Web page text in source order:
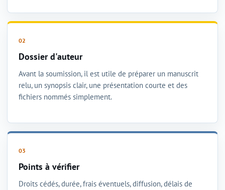
Dossier d'auteur
Avant la soumission, il est utile de préparer un manuscrit
relu, un synopsis clair, une présentation courte et des
fichiers nommés simplement.
Points à vérifier
Droits cédés, durée, frais éventuels, diffusion, délais de